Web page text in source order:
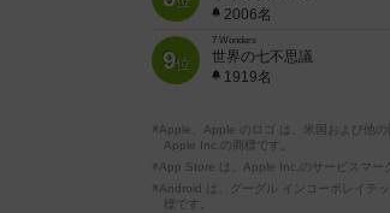
2006名
9位
7 Wonders
世界の七不思議
1919名
※Apple、Apple のロゴ は、米国および他の
Apple Inc.の商標です。
※App Store は、Apple Inc.のサービスマー
※Android は、グーグル インコーポレイテッ
標です。